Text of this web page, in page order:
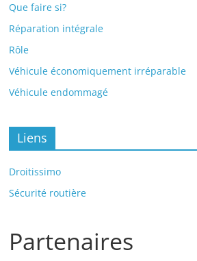
Que faire si?
Réparation intégrale
Rôle
Véhicule économiquement irréparable
Véhicule endommagé
Liens
Droitissimo
Sécurité routière
Partenaires